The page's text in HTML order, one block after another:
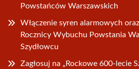
Powstańców Warszawskich
Włączenie syren alarmowych
Rocznicy Wybuchu Powstania
Szydłowcu
Zagłosuj na „Rockowe 600-lecie